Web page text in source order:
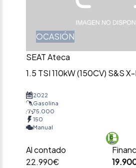
OCASIÓN
SEAT Ateca
1.5 TSI 110kW (150CV) S&S
2022
Gasolina
75.000
150
Manual
Al contado
22.990€